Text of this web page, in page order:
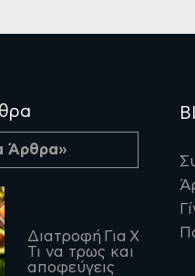
Άρθρα»
Διατροφή Για
Τι να τρως και τι να
αποφεύγεις